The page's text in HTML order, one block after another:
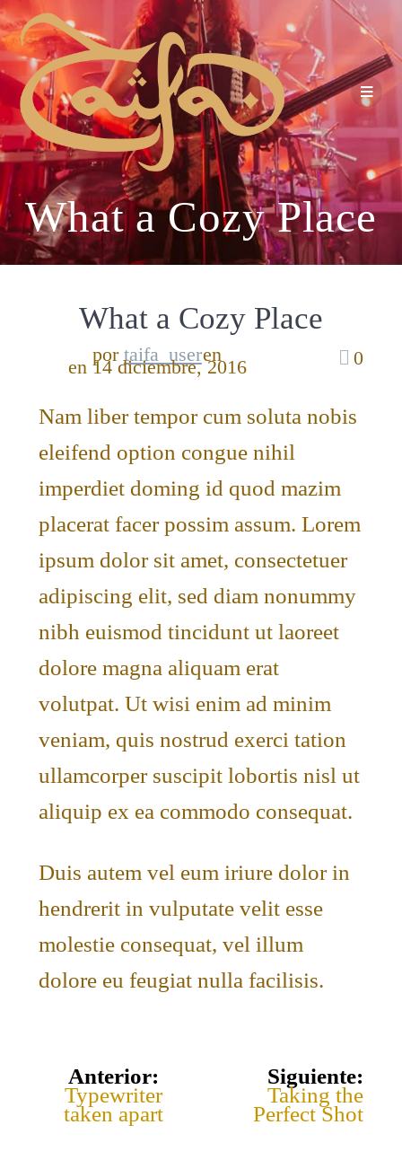
What a Cozy Place
What a Cozy Place
portaifa_useren
en 14 diciembre, 2016 0
Nam liber tempor cum soluta nobis
eleifend option congue nihil
imperdiet doming id quod mazim
placerat facer possim assum. Lorem
ipsum dolor sit amet, consectetuer
adipiscing elit, sed diam nonummy
nibh euismod tincidunt ut laoreet
dolore magna aliquam erat
volutpat. Ut wisi enim ad minim
veniam, quis nostrud exerci tation
ullamcorper suscipit lobortis nisl ut
aliquip ex ea commodo consequat.
Duis autem vel eum iriure dolor in
hendrerit in vulputate velit esse
molestie consequat, vel illum
dolore eu feugiat nulla facilisis.
Anterior:
Typewriter
taken apart
Siguiente:
Taking the
Perfect Shot